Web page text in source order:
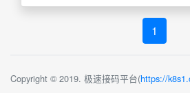
1
Copyright © 2019. 极速接码平台(https://